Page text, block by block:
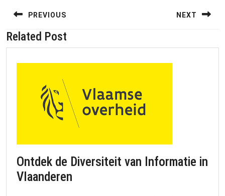
PREVIOUS
Previous
post:
NEXT
post:
Related Post
Ontdek de Diversiteit van Informatie in
Vlaanderen